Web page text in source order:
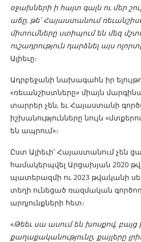
օջախների ի հայտ գալն ու մեր
աճը, թե՛ Հայաստանում
միտումները ստիպում են մեզ
ուշադրություն դարձնել այս
Ալիեւը։
Ադրբեջանի նախագահն իր
«ռեւանշիստները» միայն
տարրեր չեն, եւ Հայաստանի
իշխանությունները նույն
են ապրում»։
Ըստ Ալիեւի՝ Հայաստանում չեն
համակերպվել Արցախյան 2020
պատերազմի ու 2023 թվականի
տեղի ունեցած ռազմական
արդյունքների հետ։
«Թեեւ սա ասում են խոսքով, բայց
քաղաքականությունը, քայլերը